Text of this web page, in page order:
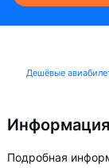
Дешёвые
Подробная